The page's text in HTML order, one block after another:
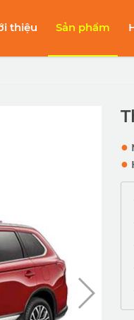
thiệu Sản phẩm
●
●